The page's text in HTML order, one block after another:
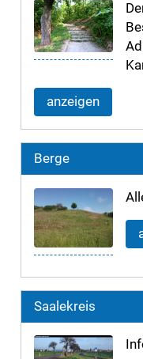
anzeigen
Berge
Saalekreis